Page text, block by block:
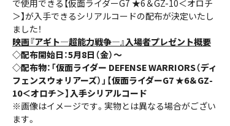
で使用できる【仮面ライダーG7 ★6＆GZ-10＜オロチ
＞】が入手できるシリアルコードの配布が決定いたし
ました！
映画『アギト—超能力戦争—』入場者プレゼント概要
◇配布開始日：5月8日（金）〜
◇配布物：「仮面ライダー DEFENSE WARRIORS（ディ
フェンスウォリアーズ）」【仮面ライダーG7 ★6＆GZ-
10＜オロチ＞】入手シリアルコード
※画像はイメージです。実物とは異なる場合がござい
ます。